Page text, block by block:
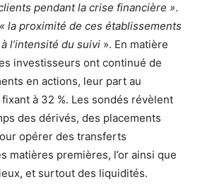
pendant la crise financière ».
« la proximité de ces établissements
l’intensité du suivi ». En matière
investisseurs ont continué de
en actions, leur part au
à 32 %. Les sondés révèlent
des dérivés, des placements
opérer des transferts
matières premières, l’or ainsi que
et surtout des liquidités.